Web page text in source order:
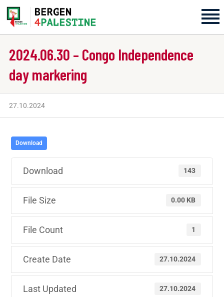
2024.06.30 – Congo Independence
day markering
27.10.2024
Home
Aktiviteter
Om oss
Kontakt oss
Download
Download 143
File Size 0.00 KB
File Count 1
Create Date 27.10.2024
Last Updated 27.10.2024